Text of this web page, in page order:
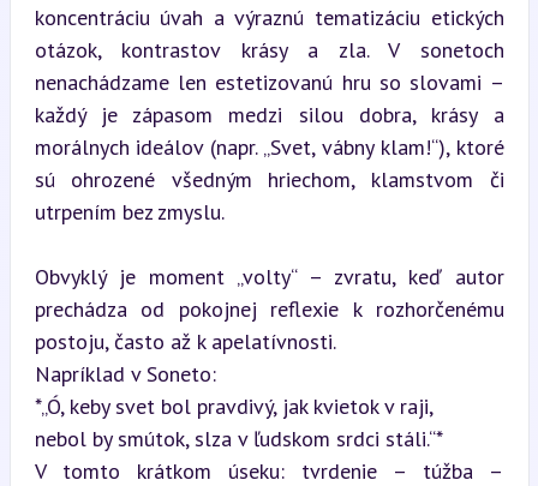
koncentráciu úvah a výraznú tematizáciu etických
otázok, kontrastov krásy a zla. V sonetoch
nenachádzame len estetizovanú hru so slovami –
každý je zápasom medzi silou dobra, krásy a
morálnych ideálov (napr. „Svet, vábny klam!“), ktoré
sú ohrozené všedným hriechom, klamstvom či
utrpením bez zmyslu.
Obvyklý je moment „volty“ – zvratu, keď autor
prechádza od pokojnej reflexie k rozhorčenému
postoju, často až k apelatívnosti.
Napríklad v Soneto:
*„Ó, keby svet bol pravdivý, jak kvietok v raji,
nebol by smútok, slza v ľudskom srdci stáli.“*
V tomto krátkom úseku: tvrdenie – túžba –